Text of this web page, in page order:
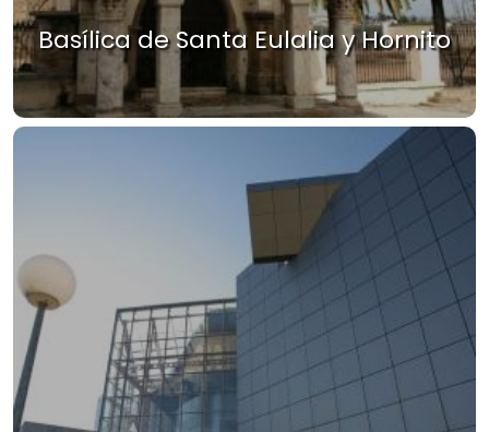
Basílica de Santa Eulalia y Hornito